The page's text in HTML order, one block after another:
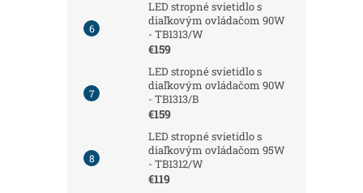
LED stropné svietidlo s
diaľkovým ovládačom 90W
- TB1313/W
€159
LED stropné svietidlo s
diaľkovým ovládačom 90W
- TB1313/B
€159
LED stropné svietidlo s
diaľkovým ovládačom 95W
- TB1312/W
€119